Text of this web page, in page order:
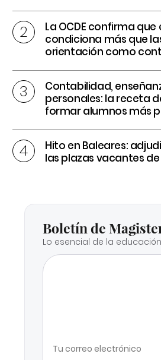
La OCDE confirma
condiciona más que
orientación como
Contabilidad,
personales: la receta
formar alumnos más
Hito en Baleares:
las plazas vacantes
Boletín de
Lo esencial de la